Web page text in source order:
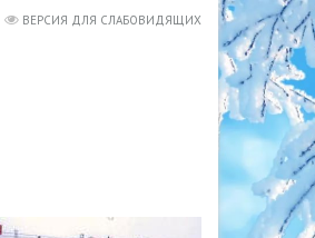
ВЕРСИЯ ДЛЯ СЛАБОВИДЯЩИХ